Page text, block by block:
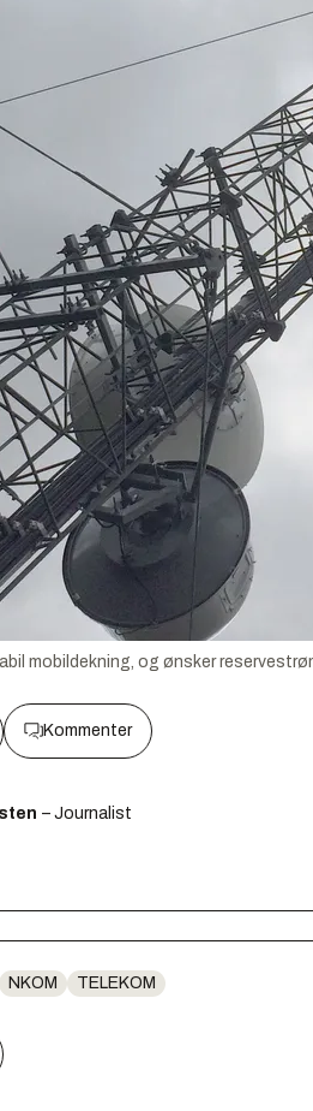
mobildekning, og ønsker
Kommenter
– Journalist
NKOM TELEKOM